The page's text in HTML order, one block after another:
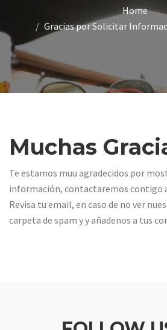
Home
Gracias por Solicitar
Muchas
Te estamos muu agradecidos por
información, contactaremos contigo
Revisa tu email, en caso de no ver
carpeta de spam y y añadenos a tus